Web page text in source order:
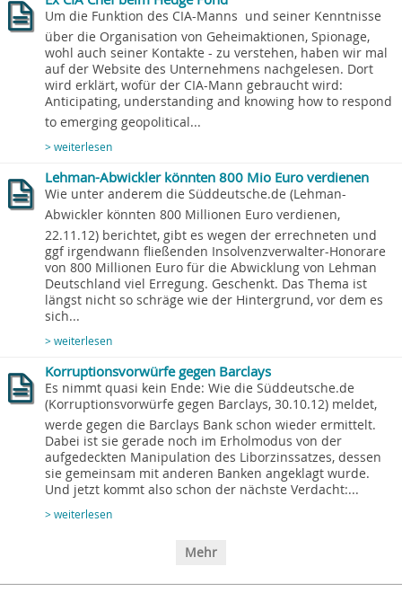
Um die Funktion des CIA-Manns  und seiner Kenntnisse
über die Organisation von Geheimaktionen, Spionage,
wohl auch seiner Kontakte - zu verstehen, haben wir mal
auf der Website des Unternehmens nachgelesen. Dort
wird erklärt, wofür der CIA-Mann gebraucht wird:
Anticipating, understanding and knowing how to respond
to emerging geopolitical...
> weiterlesen
Lehman-Abwickler könnten 800 Mio Euro verdienen
Wie unter anderem die Süddeutsche.de (Lehman-
Abwickler könnten 800 Millionen Euro verdienen,
22.11.12) berichtet, gibt es wegen der errechneten und
ggf irgendwann fließenden Insolvenzverwalter-Honorare
von 800 Millionen Euro für die Abwicklung von Lehman
Deutschland viel Erregung. Geschenkt. Das Thema ist
längst nicht so schräge wie der Hintergrund, vor dem es
sich...
> weiterlesen
Korruptionsvorwürfe gegen Barclays
Es nimmt quasi kein Ende: Wie die Süddeutsche.de
(Korruptionsvorwürfe gegen Barclays, 30.10.12) meldet,
werde gegen die Barclays Bank schon wieder ermittelt.
Dabei ist sie gerade noch im Erholmodus von der
aufgedeckten Manipulation des Liborzinssatzes, dessen
sie gemeinsam mit anderen Banken angeklagt wurde.
Und jetzt kommt also schon der nächste Verdacht:...
> weiterlesen
Mehr